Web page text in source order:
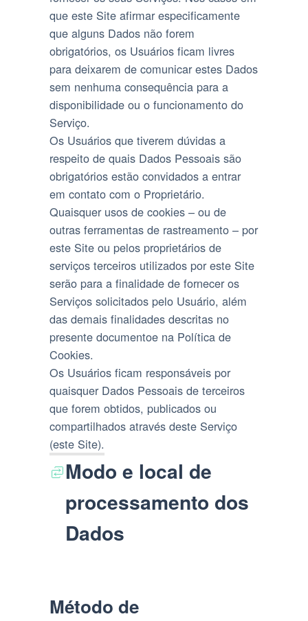
que este Site afirmar especificamente
que alguns Dados não forem
obrigatórios, os Usuários ficam livres
para deixarem de comunicar estes Dados
sem nenhuma consequência para a
disponibilidade ou o funcionamento do
Serviço.
Os Usuários que tiverem dúvidas a
respeito de quais Dados Pessoais são
obrigatórios estão convidados a entrar
em contato com o Proprietário.
Quaisquer usos de cookies – ou de
outras ferramentas de rastreamento – por
este Site ou pelos proprietários de
serviços terceiros utilizados por este Site
serão para a finalidade de fornecer os
Serviços solicitados pelo Usuário, além
das demais finalidades descritas no
presente documentoe na Política de
Cookies.
Os Usuários ficam responsáveis por
quaisquer Dados Pessoais de terceiros
que forem obtidos, publicados ou
compartilhados através deste Serviço
(este Site).
Modo e local de
processamento dos
Dados
Método de